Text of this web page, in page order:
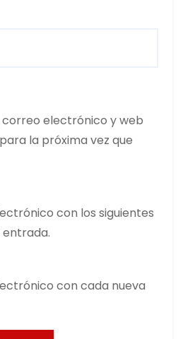
electrónico y web
la próxima vez que
con los siguientes
con cada nueva